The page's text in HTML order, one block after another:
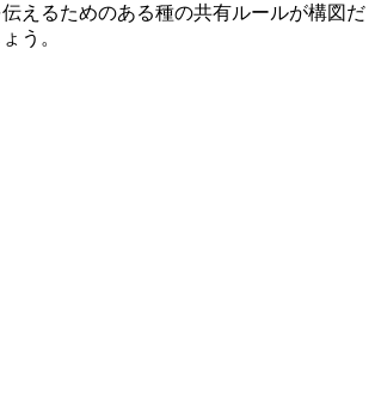
えるためのある種の共有ルールが構図だ
う。